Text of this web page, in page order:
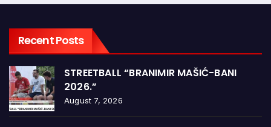
Recent Posts
STREETBALL “BRANIMIR MAŠIĆ-BANI
2026.”
August 7, 2026